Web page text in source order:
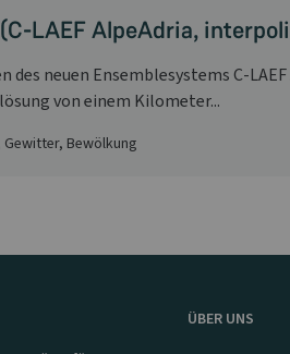
LAEF AlpeAdria,
neuen Ensemblesystems C-
von einem Kilometer...
Bewölkung
ÜBER UNS